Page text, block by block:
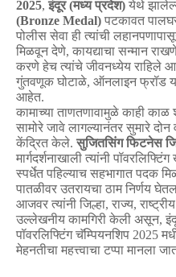
2025,इंदूर(मध्य प्रदेश) येथे
(Bronze Medal) पटकावत
पोलीस सेवा ही त्यांची
मिळवून देणे, कायद्याचा सन्मान
करणे हेच त्यांचे जीवनध्येय राहिले
गुंतवणूक घोटाळे, ऑनलाइन फ्रॉड
आहेत.
कामाच्या ताणतणावामुळे काही काळ
सामोरे जावे लागल्यानंतर सुमारे दोन
केंद्रित केले.सुजितसिंग फिटनेस
मार्गदर्शनाखाली त्यांनी पॉवरलिफ्टिंग
स्पर्धेत पहिल्याच सहभागात पदक
पातळीवर उतरायचा ठाम निर्णय
आजवर त्यांनी जिल्हा, राज्य, राष्ट्रीय
उल्लेखनीय कामगिरी केली असून,
पॉवरलिफ्टिंग चॅम्पियनशिप 2025
मेहनतीचा महत्त्वाचा टप्पा मानला